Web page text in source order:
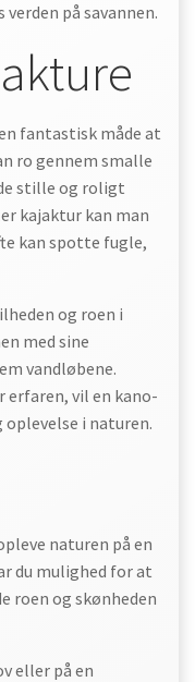
på savannen.
fantastisk måde at
ro gennem smalle
stille og roligt
kajaktur kan man
kan spotte fugle,
og roen i
med sine
vandløbene.
erfaren, vil en kano-
i naturen.
naturen på en
du mulighed for at
roen og skønheden
eller på en